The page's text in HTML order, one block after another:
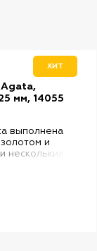
ХИТ
Agata,
мм, 14055
выполнена
и
клеткой